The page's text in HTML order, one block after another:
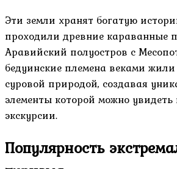
Эти земли хранят богатую
проходили древние караванные
Аравийский полуостров с
бедуинские племена веками
суровой природой, создавая
элементы которой можно увидеть
экскурсии.
Популярность